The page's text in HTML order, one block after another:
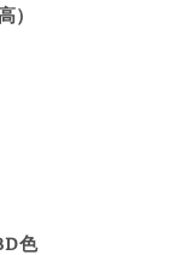
）
色